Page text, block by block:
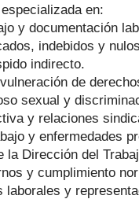
en:
y documentación
indebidos y
indirecto.
de
sexual y
y relaciones
y enfermedades
la Dirección del
y cumplimiento
y